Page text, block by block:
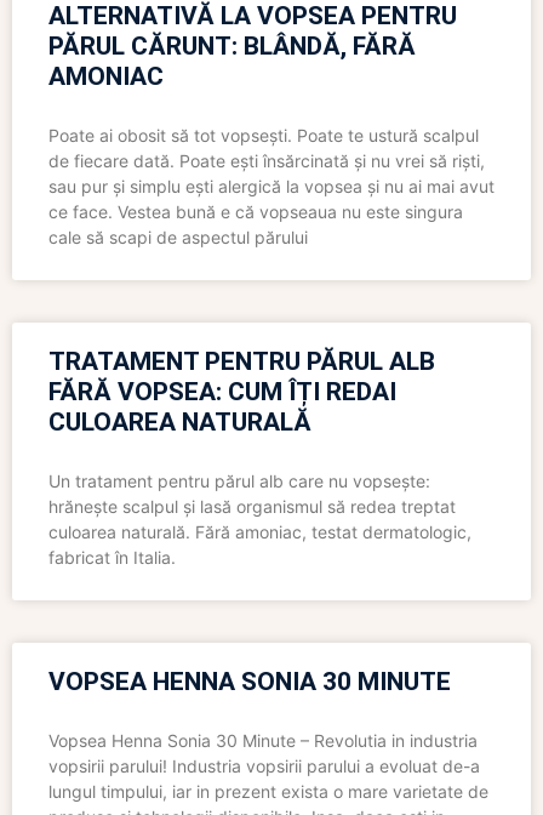
ALTERNATIVĂ LA VOPSEA PENTRU
PĂRUL CĂRUNT: BLÂNDĂ, FĂRĂ
AMONIAC
Poate ai obosit să tot vopsești. Poate te ustură scalpul
de fiecare dată. Poate ești însărcinată și nu vrei să riști,
sau pur și simplu ești alergică la vopsea și nu ai mai avut
ce face. Vestea bună e că vopseaua nu este singura
cale să scapi de aspectul părului
TRATAMENT PENTRU PĂRUL ALB
FĂRĂ VOPSEA: CUM ÎȚI REDAI
CULOAREA NATURALĂ
Un tratament pentru părul alb care nu vopsește:
hrănește scalpul și lasă organismul să redea treptat
culoarea naturală. Fără amoniac, testat dermatologic,
fabricat în Italia.
VOPSEA HENNA SONIA 30 MINUTE
Vopsea Henna Sonia 30 Minute – Revolutia in industria
vopsirii parului! Industria vopsirii parului a evoluat de-a
lungul timpului, iar in prezent exista o mare varietate de